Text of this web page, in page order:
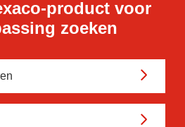
product voor
zoeken